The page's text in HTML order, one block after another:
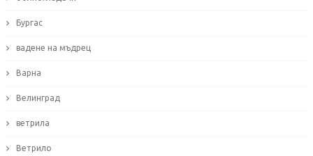
Бургас
вадене на мъдрец
Варна
Велинград
ветрила
Ветрило